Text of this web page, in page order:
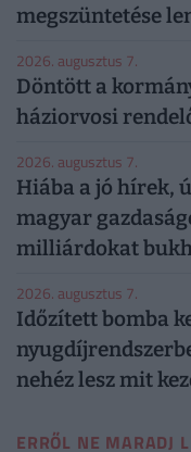
megszüntetése
2026. augusztus 7.
Döntött a
háziorvosi
2026. augusztus 7.
Hiába a jó hírek,
magyar
milliárdokat
2026. augusztus 7.
Időzített bomba
nehéz lesz mit
ERRŐL NE MARADJ